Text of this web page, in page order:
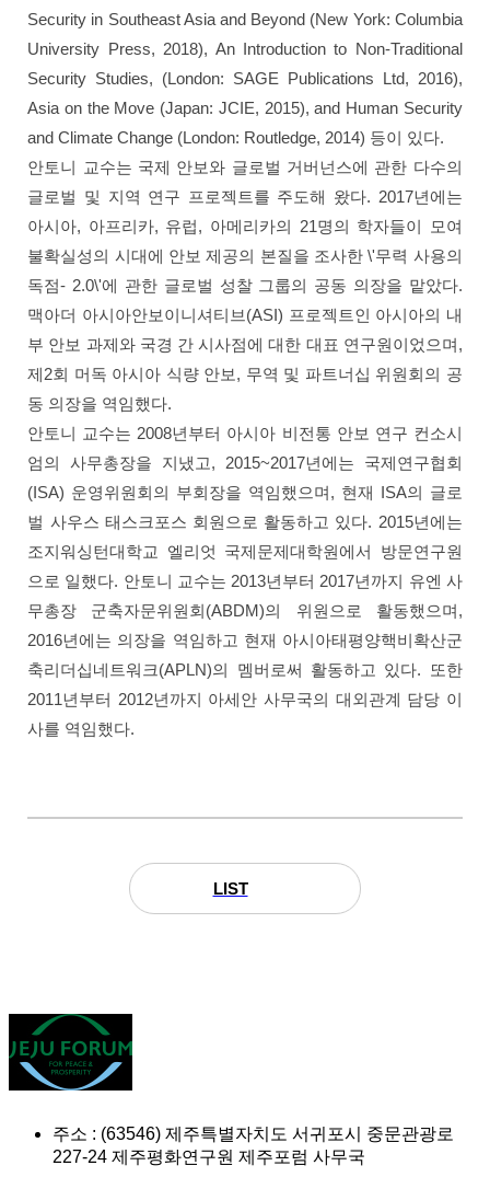
Security in Southeast Asia and Beyond (New York: Columbia
University Press, 2018), An Introduction to Non-Traditional
Security Studies, (London: SAGE Publications Ltd, 2016),
Asia on the Move (Japan: JCIE, 2015), and Human Security
and Climate Change (London: Routledge, 2014) 등이 있다.
안토니 교수는 국제 안보와 글로벌 거버넌스에 관한 다수의
글로벌 및 지역 연구 프로젝트를 주도해 왔다. 2017년에는
아시아, 아프리카, 유럽, 아메리카의 21명의 학자들이 모여
불확실성의 시대에 안보 제공의 본질을 조사한 \'무력 사용의
독점- 2.0\'에 관한 글로벌 성찰 그룹의 공동 의장을 맡았다.
맥아더 아시아안보이니셔티브(ASI) 프로젝트인 아시아의 내
부 안보 과제와 국경 간 시사점에 대한 대표 연구원이었으며,
제2회 머독 아시아 식량 안보, 무역 및 파트너십 위원회의 공
동 의장을 역임했다.
안토니 교수는 2008년부터 아시아 비전통 안보 연구 컨소시
엄의 사무총장을 지냈고, 2015~2017년에는 국제연구협회
(ISA) 운영위원회의 부회장을 역임했으며, 현재 ISA의 글로
벌 사우스 태스크포스 회원으로 활동하고 있다. 2015년에는
조지워싱턴대학교 엘리엇 국제문제대학원에서 방문연구원
으로 일했다. 안토니 교수는 2013년부터 2017년까지 유엔 사
무총장 군축자문위원회(ABDM)의 위원으로 활동했으며,
2016년에는 의장을 역임하고 현재 아시아태평양핵비확산군
축리더십네트워크(APLN)의 멤버로써 활동하고 있다. 또한
2011년부터 2012년까지 아세안 사무국의 대외관계 담당 이
사를 역임했다.
LIST
주소 : (63546) 제주특별자치도 서귀포시 중문관광로
227-24 제주평화연구원 제주포럼 사무국